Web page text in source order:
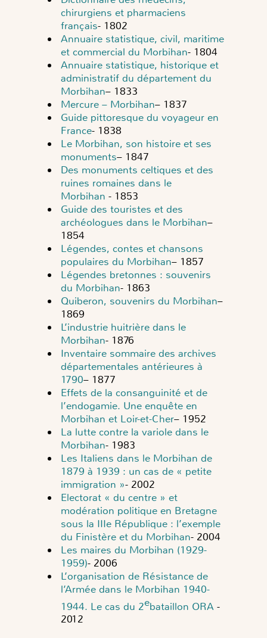
chirurgiens et pharmaciens
français- 1802
Annuaire statistique, civil, maritime
et commercial du Morbihan- 1804
Annuaire statistique, historique et
administratif du département du
Morbihan– 1833
Mercure – Morbihan– 1837
Guide pittoresque du voyageur en
France- 1838
Le Morbihan, son histoire et ses
monuments– 1847
Des monuments celtiques et des
ruines romaines dans le
Morbihan- 1853
Guide des touristes et des
archéologues dans le Morbihan–
1854
Légendes, contes et chansons
populaires du Morbihan– 1857
Légendes bretonnes : souvenirs
du Morbihan- 1863
Quiberon, souvenirs du Morbihan–
1869
L’industrie huitrière dans le
Morbihan- 1876
Inventaire sommaire des archives
départementales antérieures à
1790– 1877
Effets de la consanguinité et de
l’endogamie. Une enquête en
Morbihan et Loir-et-Cher– 1952
La lutte contre la variole dans le
Morbihan- 1983
Les Italiens dans le Morbihan de
1879 à 1939 : un cas de « petite
immigration »- 2002
Electorat « du centre » et
modération politique en Bretagne
sous la IIIe République : l’exemple
du Finistère et du Morbihan- 2004
Les maires du Morbihan (1929-
1959)- 2006
L’organisation de Résistance de
l’Armée dans le Morbihan 1940-
1944. Le cas du 2ebataillon ORA -
2012